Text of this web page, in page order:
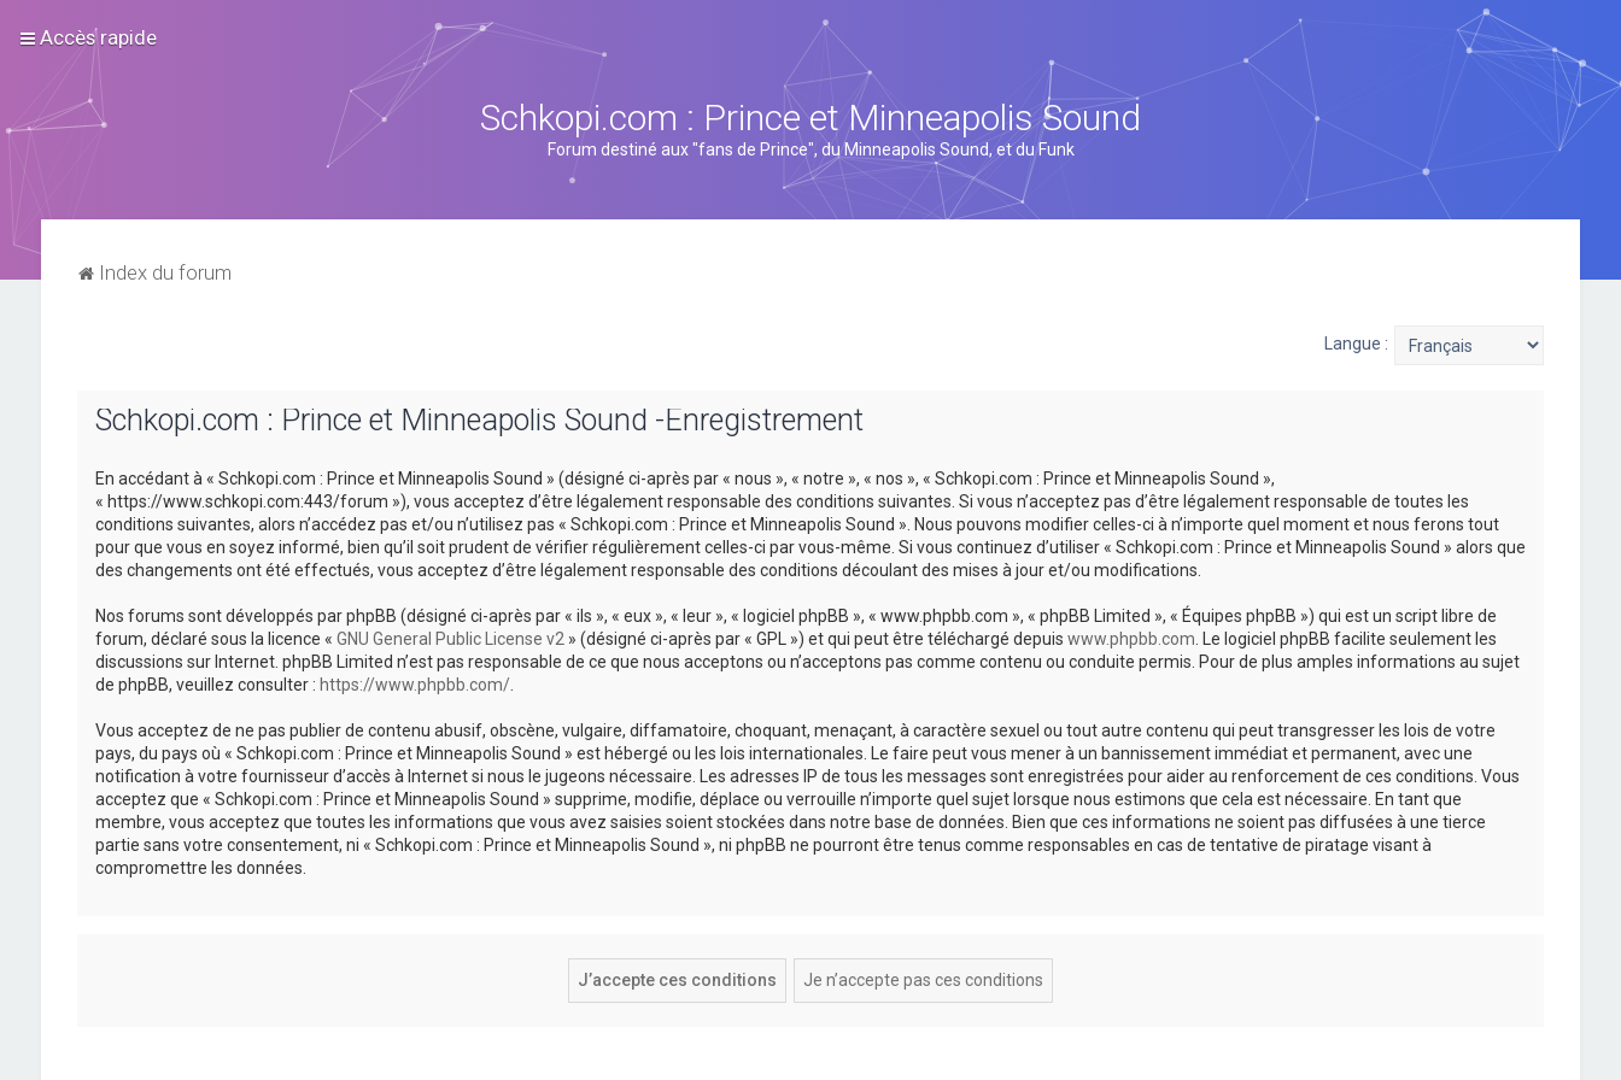
Accès rapide
Schkopi.com : Prince et Minneapolis Sound
Forum destiné aux "fans de Prince", du Minneapolis Sound, et du Funk
Index du forum
Langue :
Schkopi.com : Prince et Minneapolis Sound -Enregistrement
En accédant à « Schkopi.com : Prince et Minneapolis Sound » (désigné ci-après par « nous », « notre », « nos », « Schkopi.com : Prince et Minneapolis Sound »,
« https://www.schkopi.com:443/forum »), vous acceptez d’être légalement responsable des conditions suivantes. Si vous n’acceptez pas d’être légalement responsable de toutes les
conditions suivantes, alors n’accédez pas et/ou n’utilisez pas « Schkopi.com : Prince et Minneapolis Sound ». Nous pouvons modifier celles-ci à n’importe quel moment et nous ferons tout
pour que vous en soyez informé, bien qu’il soit prudent de vérifier régulièrement celles-ci par vous-même. Si vous continuez d’utiliser « Schkopi.com : Prince et Minneapolis Sound » alors que
des changements ont été effectués, vous acceptez d’être légalement responsable des conditions découlant des mises à jour et/ou modifications.
Nos forums sont développés par phpBB (désigné ci-après par « ils », « eux », « leur », « logiciel phpBB », « www.phpbb.com », « phpBB Limited », « Équipes phpBB ») qui est un script libre de
forum, déclaré sous la licence « GNU General Public License v2 » (désigné ci-après par « GPL ») et qui peut être téléchargé depuis www.phpbb.com . Le logiciel phpBB facilite seulement les
discussions sur Internet. phpBB Limited n’est pas responsable de ce que nous acceptons ou n’acceptons pas comme contenu ou conduite permis. Pour de plus amples informations au sujet
de phpBB, veuillez consulter : https://www.phpbb.com/.
Vous acceptez de ne pas publier de contenu abusif, obscène, vulgaire, diffamatoire, choquant, menaçant, à caractère sexuel ou tout autre contenu qui peut transgresser les lois de votre
pays, du pays où « Schkopi.com : Prince et Minneapolis Sound » est hébergé ou les lois internationales. Le faire peut vous mener à un bannissement immédiat et permanent, avec une
notification à votre fournisseur d’accès à Internet si nous le jugeons nécessaire. Les adresses IP de tous les messages sont enregistrées pour aider au renforcement de ces conditions. Vous
acceptez que « Schkopi.com : Prince et Minneapolis Sound » supprime, modifie, déplace ou verrouille n’importe quel sujet lorsque nous estimons que cela est nécessaire. En tant que
membre, vous acceptez que toutes les informations que vous avez saisies soient stockées dans notre base de données. Bien que ces informations ne soient pas diffusées à une tierce
partie sans votre consentement, ni « Schkopi.com : Prince et Minneapolis Sound », ni phpBB ne pourront être tenus comme responsables en cas de tentative de piratage visant à
compromettre les données.